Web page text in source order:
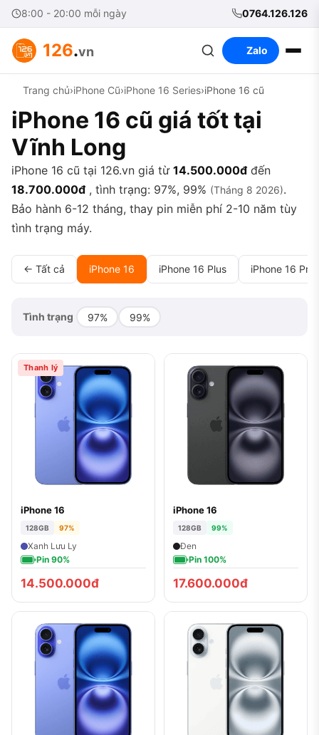
8:00 - 20:00 mỗi ngày 0764.126.126
126.vn Zalo
Trang chủ›iPhone Cũ›iPhone 16 Series›iPhone 16 cũ
iPhone 16 cũ giá tốt tại
Vĩnh Long
iPhone 16 cũ tại 126.vn giá từ 14.500.000đ đến
18.700.000đ , tình trạng: 97%, 99% (Tháng 8 2026).
Bảo hành 6-12 tháng, thay pin miễn phí 2-10 năm tùy
tình trạng máy.
← Tất cả iPhone 16 iPhone 16 Plus iPhone 16 Pro
Tình trạng 97% 99%
Thanh lý
iPhone 16
128GB 97%
Xanh Lưu Ly
Pin 90%
14.500.000đ
iPhone 16
128GB 99%
Đen
Pin 100%
17.600.000đ